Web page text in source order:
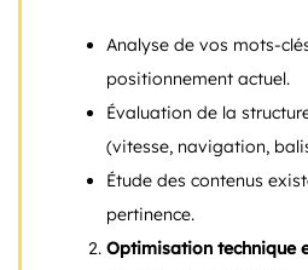
Analyse de vos mots-
positionnement actuel.
Évaluation de la
(vitesse, navigation,
Étude des contenus
pertinence.
Optimisation technique